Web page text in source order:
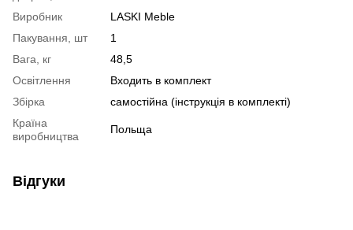
Виробник
LASKI Meble
Пакування, шт
1
Вага, кг
48,5
Освітлення
Входить в комплект
Збірка
самостійна (інструкція в комплекті)
Країна
виробництва
Польща
Відгуки